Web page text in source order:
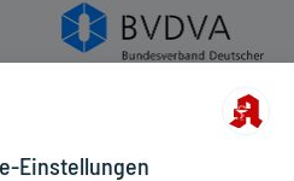
Einstellungen